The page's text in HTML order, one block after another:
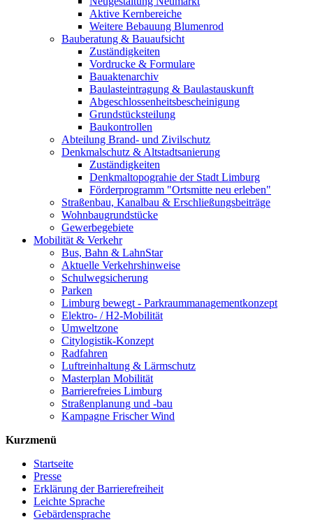
Aktive Kernbereiche
Weitere Bebauung Blumenrod
Bauberatung & Bauaufsicht
Zuständigkeiten
Vordrucke & Formulare
Bauaktenarchiv
Baulasteintragung & Baulastauskunft
Abgeschlossenheitsbescheinigung
Grundstücksteilung
Baukontrollen
Abteilung Brand- und Zivilschutz
Denkmalschutz & Altstadtsanierung
Zuständigkeiten
Denkmaltopograhie der Stadt Limburg
Förderprogramm "Ortsmitte neu erleben"
Straßenbau, Kanalbau & Erschließungsbeiträge
Wohnbaugrundstücke
Gewerbegebiete
Mobilität & Verkehr
Bus, Bahn & LahnStar
Aktuelle Verkehrshinweise
Schulwegsicherung
Parken
Limburg bewegt - Park­raum­management­konzept
Elektro- / H2-Mobilität
Umweltzone
Citylogistik-Konzept
Radfahren
Luftreinhaltung & Lärmschutz
Masterplan Mobilität
Barrierefreies Limburg
Straßenplanung und -bau
Kampagne Frischer Wind
Kurzmenü
Startseite
Presse
Erklärung der Barrierefreiheit
Leichte Sprache
Gebärdensprache